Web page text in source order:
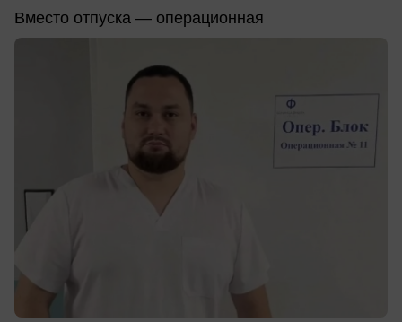
Вместо отпуска — операционная